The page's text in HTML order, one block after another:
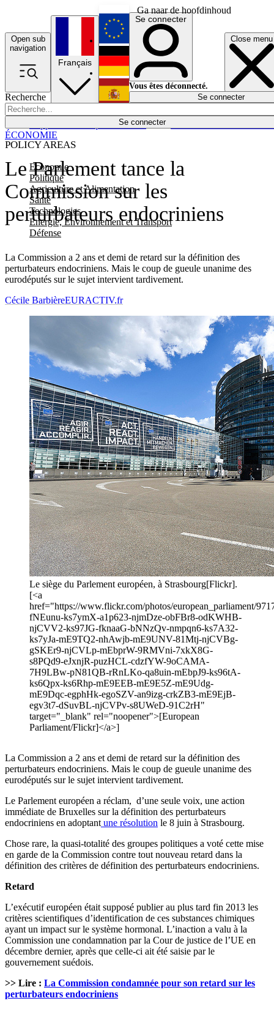
Ga naar de hoofdinhoud
Open sub
navigation
Close menu
Recherche
Se connecter
POLICY AREAS
Economie
Politique
Agriculture et Alimentation
Santé
Technologies
Energie, Environnement et Transport
Défense
Économie
Français
English
Deutsch
Español
Se connecter
Vous êtes déconnecté.
Se connecter
Le Parlement tance la
Commission sur les
perturbateurs endocriniens
La Commission a 2 ans et demi de retard sur la définition des
perturbateurs endocriniens. Mais le coup de gueule unanime des
eurodéputés sur le sujet intervient tardivement.
ÉCONOMIE
Cécile BarbièreEURACTIV.fr
Le siège du Parlement européen, à Strasbourg[Flickr].
[<a
href="https://www.flickr.com/photos/european_parliament/
fNEunu-ks7ymX-a1p623-njmDze-obFBr8-odKWHB-
njCVV2-ks97JG-fknaaG-bNNzQv-nmpqn6-ks7A32-
ks7yJa-mE9TQ2-nhAwjb-mE9UNV-81Mtj-njCVBg-
gSKEr9-njCVLp-mEbprW-9RMVni-7xkX8G-
s8PQd9-eJxnjR-puzHCL-cdzfYW-9oCAMA-
7H9LBw-pN81QB-rRnLKo-qa8uin-mEbpJ9-ks96tA-
ks6Qpx-ks6Rhp-mE9EEB-mE9E5Z-mE9Udg-
mE9Dqc-egphHk-egoSZV-an9izg-crkZB3-mE9EjB-
egv3t7-dSuvBL-njCVPv-s8UWeD-91C2rH"
target="_blank" rel="noopener">[European
Parliament/Flickr]</a>]
La Commission a 2 ans et demi de retard sur la définition des
perturbateurs endocriniens. Mais le coup de gueule unanime des
eurodéputés sur le sujet intervient tardivement.
Le Parlement européen a réclam, d’une seule voix, une action
immédiate de Bruxelles sur la définition des perturbateurs
endocriniens en adoptant une résolution le 8 juin à Strasbourg.
Chose rare, la quasi-totalité des groupes politiques a voté cette mise
en garde de la Commission contre tout nouveau retard dans la
définition des critères de définition des perturbateurs endocriniens.
Retard
L’exécutif européen était supposé publier au plus tard fin 2013 les
critères scientifiques d’identification de ces substances chimiques
ayant un impact sur le système hormonal. L’inaction a valu à la
Commission une condamnation par la Cour de justice de l’UE en
décembre dernier, après que celle-ci ait été saisie par le
gouvernement suédois.
>> Lire : La Commission condamnée pour son retard sur les
perturbateurs endocriniens